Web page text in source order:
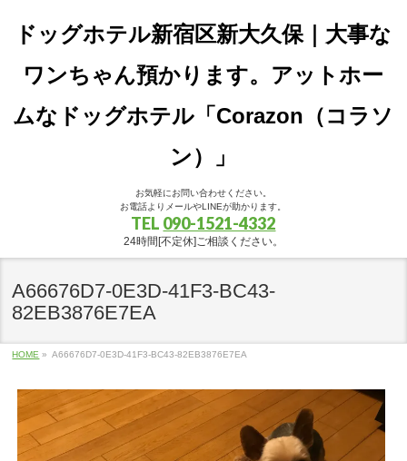
ドッグホテル新宿区新大久保｜大事な
ワンちゃん預かります。アットホー
ムなドッグホテル「Corazon（コラソ
ン）」
お気軽にお問い合わせください。
お電話よりメールやLINEが助かります。
TEL 090-1521-4332
24時間[不定休]ご相談ください。
A66676D7-0E3D-41F3-BC43-
82EB3876E7EA
HOME » A66676D7-0E3D-41F3-BC43-82EB3876E7EA